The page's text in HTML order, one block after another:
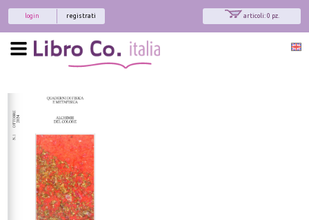
articoli: 0 pz.
registrati
login